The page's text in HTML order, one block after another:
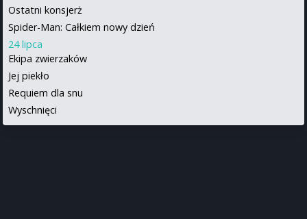
Ostatni konsjerż
Spider-Man: Całkiem nowy dzień
24 lipca
Ekipa zwierzaków
Jej piekło
Requiem dla snu
Wyschnięci